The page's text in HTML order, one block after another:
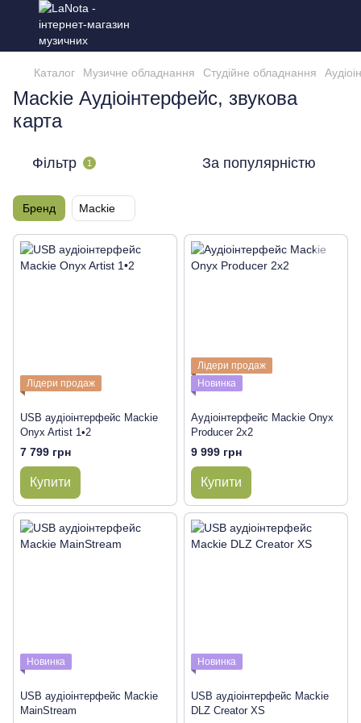
Каталог Музичне обладнання Студійне обладнання
Mackie Аудіоінтерфейс, звукова
карта
Фільтр 1 За популярністю
Бренд Mackie
Лідери продаж
USB аудіоінтерфейс Mackie
Onyx Artist 1•2
7 799 грн
Купити
Лідери продаж
Новинка
Аудіоінтерфейс Mackie Onyx
Producer 2x2
9 999 грн
Купити
Новинка
USB аудіоінтерфейс Mackie
MainStream
Новинка
USB аудіоінтерфейс Mackie
DLZ Creator XS